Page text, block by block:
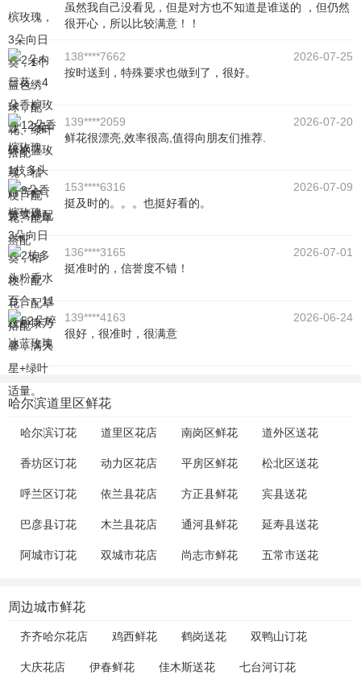
虽然我自己没看见，但是对方也不知道是谁送的 ，但仍然
很开心，所以比较满意！！
138****7662
2026-07-25
按时送到，特殊要求也做到了，很好。
139****2059
2026-07-20
鲜花很漂亮,效率很高,值得向朋友们推荐.
153****6316
2026-07-09
挺及时的。。。也挺好看的。
136****3165
2026-07-01
挺准时的，信誉度不错！
139****4163
2026-06-24
很好，很准时，很满意
哈尔滨道里区鲜花
哈尔滨订花 道里区花店 南岗区鲜花 道外区送花
香坊区订花 动力区花店 平房区鲜花 松北区送花
呼兰区订花 依兰县花店 方正县鲜花 宾县送花
巴彦县订花 木兰县花店 通河县鲜花 延寿县送花
阿城市订花 双城市花店 尚志市鲜花 五常市送花
周边城市鲜花
齐齐哈尔花店 鸡西鲜花 鹤岗送花 双鸭山订花
大庆花店 伊春鲜花 佳木斯送花 七台河订花